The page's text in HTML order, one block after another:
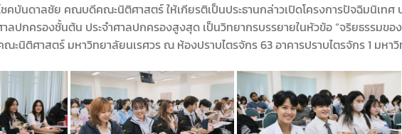
นดาลชัย คณบดีคณะนิติศาสตร์ ให้เกียรติเป็นประธานกล่าวเปิดโครงการปัจฉิมนิเทศ ป
ลปกครองชั้นต้น ประจำศาลปกครองสูงสุด เป็นวิทยากรบรรยายในหัวข้อ “จริยธรรมข
ะนิติศาสตร์ มหาวิทยาลัยนเรศวร ณ ห้องปราบไตรจักร 63 อาคารปราบไตรจักร 1 มหา